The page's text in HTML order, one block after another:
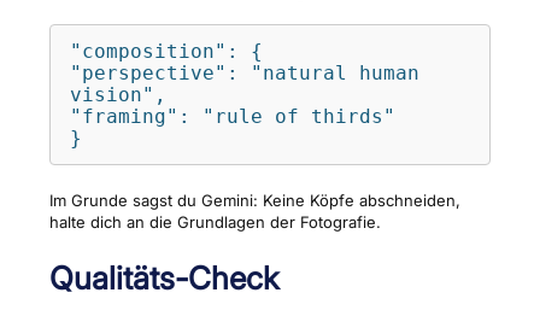
"composition": {
"perspective": "natural human
vision",
"framing": "rule of thirds"
}
Im Grunde sagst du Gemini: Keine Köpfe abschneiden,
halte dich an die Grundlagen der Fotografie.
Qualitäts-Check